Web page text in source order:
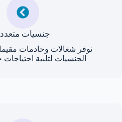
جنسيات
نوفر شغالات وخادمات
الجنسيات لتلبية احتياجات